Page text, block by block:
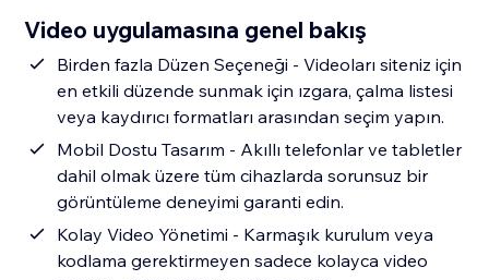
Video uygulamasına genel bakış
Birden fazla Düzen Seçeneği - Videoları siteniz için
en etkili düzende sunmak için ızgara, çalma listesi
veya kaydırıcı formatları arasından seçim yapın.
Mobil Dostu Tasarım - Akıllı telefonlar ve tabletler
dahil olmak üzere tüm cihazlarda sorunsuz bir
görüntüleme deneyimi garanti edin.
Kolay Video Yönetimi - Karmaşık kurulum veya
kodlama gerektirmeyen sadece kolayca video